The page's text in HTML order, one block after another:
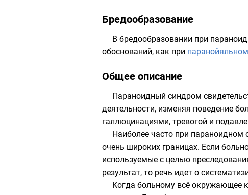
Бредообразование
В бредообразовании при
обоснований, как при
Общее описание
Параноидный синдром
деятельности, изменяя поведение
галлюцинациями, тревогой и
Наиболее часто при параноидном
очень широких границах. Если
используемые с целью
результат, то речь идет о
Когда больному всё окружающее